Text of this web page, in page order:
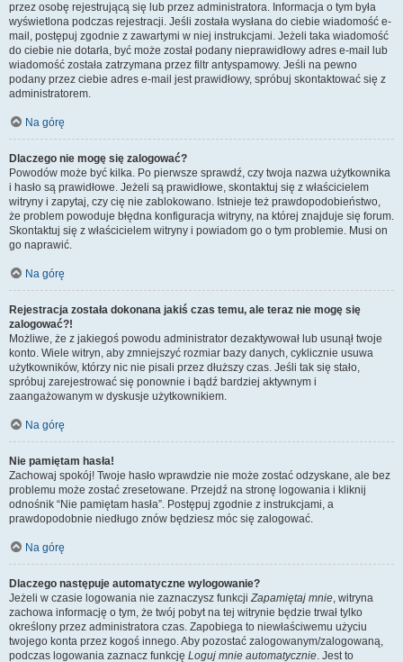
przez osobę rejestrującą się lub przez administratora. Informacja o tym była
wyświetlona podczas rejestracji. Jeśli została wysłana do ciebie wiadomość e-
mail, postępuj zgodnie z zawartymi w niej instrukcjami. Jeżeli taka wiadomość
do ciebie nie dotarła, być może został podany nieprawidłowy adres e-mail lub
wiadomość została zatrzymana przez filtr antyspamowy. Jeśli na pewno
podany przez ciebie adres e-mail jest prawidłowy, spróbuj skontaktować się z
administratorem.
Na górę
Dlaczego nie mogę się zalogować?
Powodów może być kilka. Po pierwsze sprawdź, czy twoja nazwa użytkownika
i hasło są prawidłowe. Jeżeli są prawidłowe, skontaktuj się z właścicielem
witryny i zapytaj, czy cię nie zablokowano. Istnieje też prawdopodobieństwo,
że problem powoduje błędna konfiguracja witryny, na której znajduje się forum.
Skontaktuj się z właścicielem witryny i powiadom go o tym problemie. Musi on
go naprawić.
Na górę
Rejestracja została dokonana jakiś czas temu, ale teraz nie mogę się
zalogować?!
Możliwe, że z jakiegoś powodu administrator dezaktywował lub usunął twoje
konto. Wiele witryn, aby zmniejszyć rozmiar bazy danych, cyklicznie usuwa
użytkowników, którzy nic nie pisali przez dłuższy czas. Jeśli tak się stało,
spróbuj zarejestrować się ponownie i bądź bardziej aktywnym i
zaangażowanym w dyskusje użytkownikiem.
Na górę
Nie pamiętam hasła!
Zachowaj spokój! Twoje hasło wprawdzie nie może zostać odzyskane, ale bez
problemu może zostać zresetowane. Przejdź na stronę logowania i kliknij
odnośnik “Nie pamiętam hasła”. Postępuj zgodnie z instrukcjami, a
prawdopodobnie niedługo znów będziesz móc się zalogować.
Na górę
Dlaczego następuje automatyczne wylogowanie?
Jeżeli w czasie logowania nie zaznaczysz funkcjiZapamiętaj mnie, witryna
zachowa informację o tym, że twój pobyt na tej witrynie będzie trwał tylko
określony przez administratora czas. Zapobiega to niewłaściwemu użyciu
twojego konta przez kogoś innego. Aby pozostać zalogowanym/zalogowaną,
podczas logowania zaznacz funkcję Loguj mnie automatycznie. Jest to